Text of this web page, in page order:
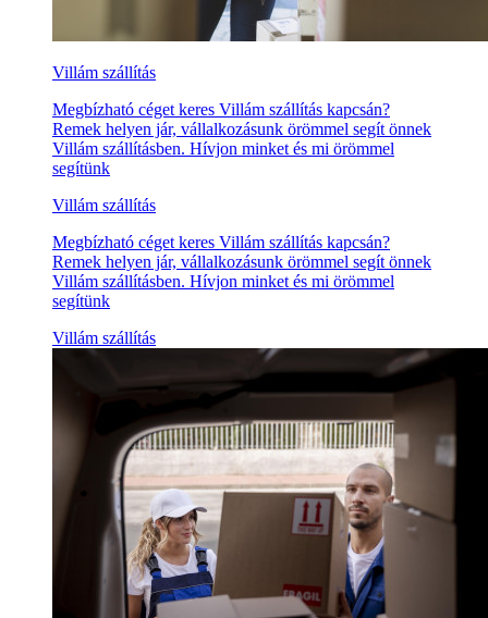
Villám szállítás
Megbízható céget keres Villám szállítás kapcsán?
Remek helyen jár, vállalkozásunk örömmel segít önnek
Villám szállításben. Hívjon minket és mi örömmel
segítünk
Villám szállítás
Megbízható céget keres Villám szállítás kapcsán?
Remek helyen jár, vállalkozásunk örömmel segít önnek
Villám szállításben. Hívjon minket és mi örömmel
segítünk
Villám szállítás